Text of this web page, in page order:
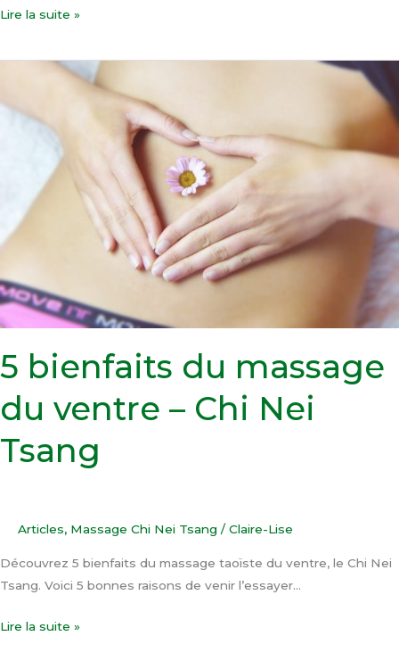
Lire la suite »
5 bienfaits du massage
du ventre – Chi Nei
Tsang
Articles, Massage Chi Nei Tsang / Claire-Lise
Découvrez 5 bienfaits du massage taoïste du ventre, le Chi Nei
Tsang. Voici 5 bonnes raisons de venir l’essayer…
du
massage
Chi
Nei
Lire la suite »